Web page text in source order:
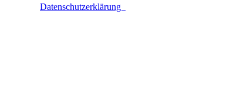
Datenschutzerklärung